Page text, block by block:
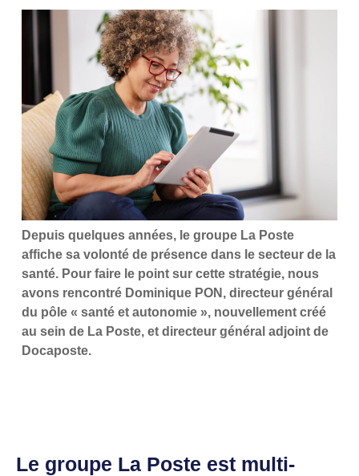
Depuis quelques années, le groupe La Poste
affiche sa volonté de présence dans le secteur de la
santé. Pour faire le point sur cette stratégie, nous
avons rencontré Dominique PON, directeur général
du pôle « santé et autonomie », nouvellement créé
au sein de La Poste, et directeur général adjoint de
Docaposte.
Le groupe La Poste est multi-